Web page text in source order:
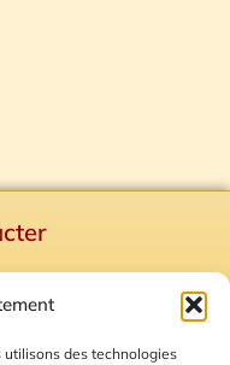
des technologies
Plan du site